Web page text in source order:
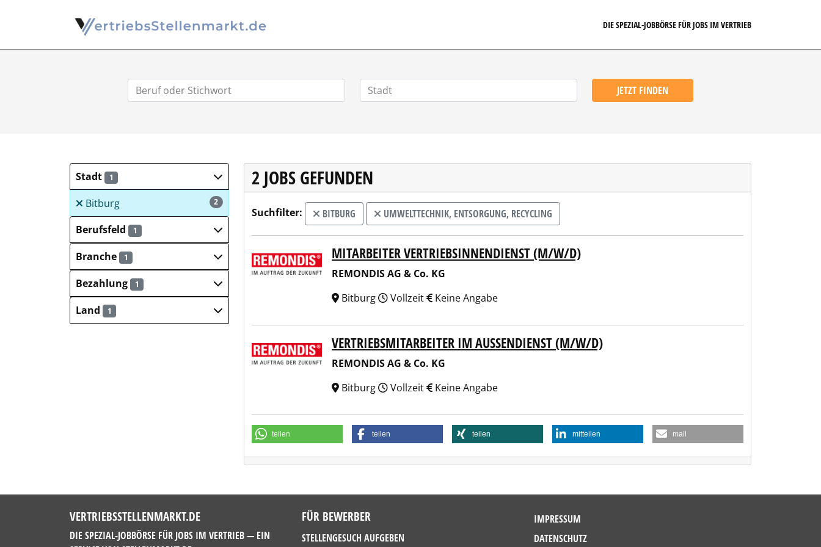
DIE SPEZIAL-JOBBÖRSE FÜR JOBS IM VERTRIEB
JETZT FINDEN
Stadt 1
2
Bitburg
Berufsfeld
1
Branche 1
Bezahlung 1
Land 1
2 JOBS GEFUNDEN
Suchfilter: BITBURG UMWELTTECHNIK, ENTSORGUNG, RECYCLING
REMONDIS AG & Co. KGMITARBEITER VERTRIEBSINNENDIENST (M/W/D)
REMONDIS AG & Co. KG
Bitburg
Vollzeit Keine Angabe
REMONDIS AG & Co. KGVERTRIEBSMITARBEITER IM AUSSENDIENST (M/W/D)
REMONDIS AG & Co. KG
Bitburg
Vollzeit Keine Angabe
teilen teilen teilen mitteilen mail
VERTRIEBSSTELLENMARKT.DE
DIE SPEZIAL-JOBBÖRSE FÜR JOBS IM VERTRIEB — EIN
FÜR BEWERBER
STELLENGESUCH AUFGEBEN
IMPRESSUM
DATENSCHUTZ